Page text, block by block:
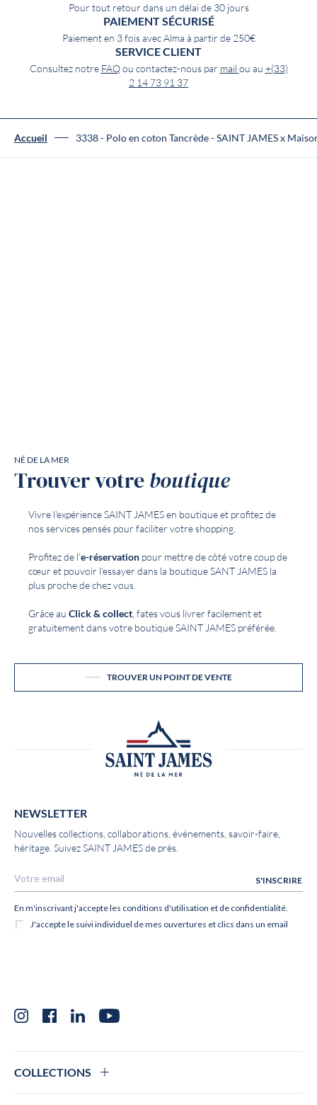
Pour tout retour dans un délai de 30 jours
PAIEMENT SÉCURISÉ
Paiement en 3 fois avec Alma à partir de 250€
SERVICE CLIENT
Consultez notre FAQou contactez-nous par mail ou au +(33)
2 14 73 91 37
Accueil 3338 - Polo en coton Tancrède - SAINT JAMES x
NÉ DE LA MER
Trouver votre boutique
Vivre l'expérience SAINT JAMES en boutique et profitez de
nos services pensés pour faciliter votre shopping.
Profitez de l'e-réservation pour mettre de côté votre coup de
cœur et pouvoir l'essayer dans la boutique SANT JAMES la
plus proche de chez vous.
Grâce au Click & collect , fates vous livrer facilement et
gratuitement dans votre boutique SAINT JAMES préférée.
TROUVER UN POINT DE VENTE
NEWSLETTER
Nouvelles collections, collaborations, événements, savoir-faire,
héritage. Suivez SAINT JAMES de près.
InstagramFacebookLinkedInYouTube
COLLECTIONS